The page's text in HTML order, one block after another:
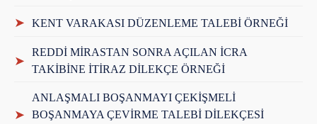
➤ KENT VARAKASI DÜZENLEME TALEBİ ÖRNEĞİ
➤
REDDİ MİRASTAN SONRA AÇILAN İCRA
TAKİBİNE İTİRAZ DİLEKÇE ÖRNEĞİ
➤
ANLAŞMALI BOŞANMAYI ÇEKİŞMELİ
BOŞANMAYA ÇEVİRME TALEBİ DİLEKÇESİ